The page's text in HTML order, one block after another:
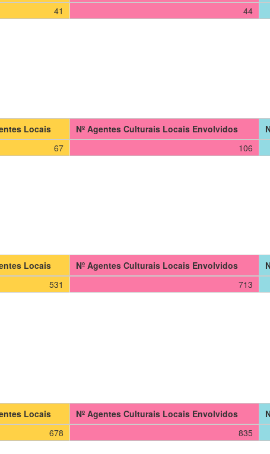
41 44
Locais Nº Agentes Culturais Locais Envolvidos
67 106
Locais Nº Agentes Culturais Locais Envolvidos
531 713
Locais Nº Agentes Culturais Locais Envolvidos
678 835